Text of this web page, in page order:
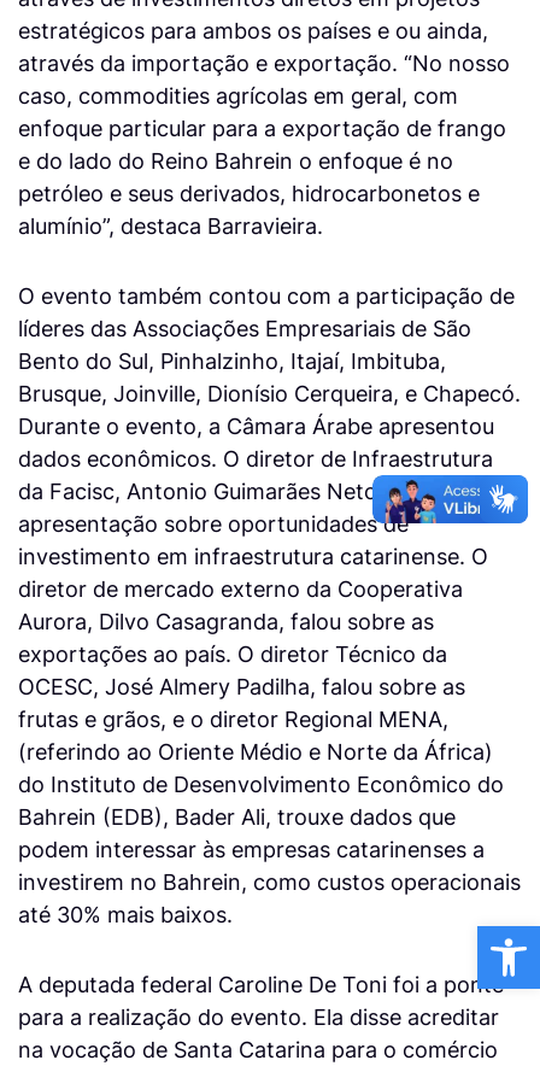
estratégicos para ambos os países e ou ainda,
através da importação e exportação. “No nosso
caso, commodities agrícolas em geral, com
enfoque particular para a exportação de frango
e do lado do Reino Bahrein o enfoque é no
petróleo e seus derivados, hidrocarbonetos e
alumínio”, destaca Barravieira.
O evento também contou com a participação de
líderes das Associações Empresariais de São
Bento do Sul, Pinhalzinho, Itajaí, Imbituba,
Brusque, Joinville, Dionísio Cerqueira, e Chapecó.
Durante o evento, a Câmara Árabe apresentou
dados econômicos. O diretor de Infraestrutura
da Facisc, Antonio Guimarães Neto, fez uma
apresentação sobre oportunidades de
investimento em infraestrutura catarinense. O
diretor de mercado externo da Cooperativa
Aurora, Dilvo Casagranda, falou sobre as
exportações ao país. O diretor Técnico da
OCESC, José Almery Padilha, falou sobre as
frutas e grãos, e o diretor Regional MENA,
(referindo ao Oriente Médio e Norte da África)
do Instituto de Desenvolvimento Econômico do
Bahrein (EDB), Bader Ali, trouxe dados que
podem interessar às empresas catarinenses a
investirem no Bahrein, como custos operacionais
até 30% mais baixos.
A deputada federal Caroline De Toni foi a ponte
para a realização do evento. Ela disse acreditar
na vocação de Santa Catarina para o comércio